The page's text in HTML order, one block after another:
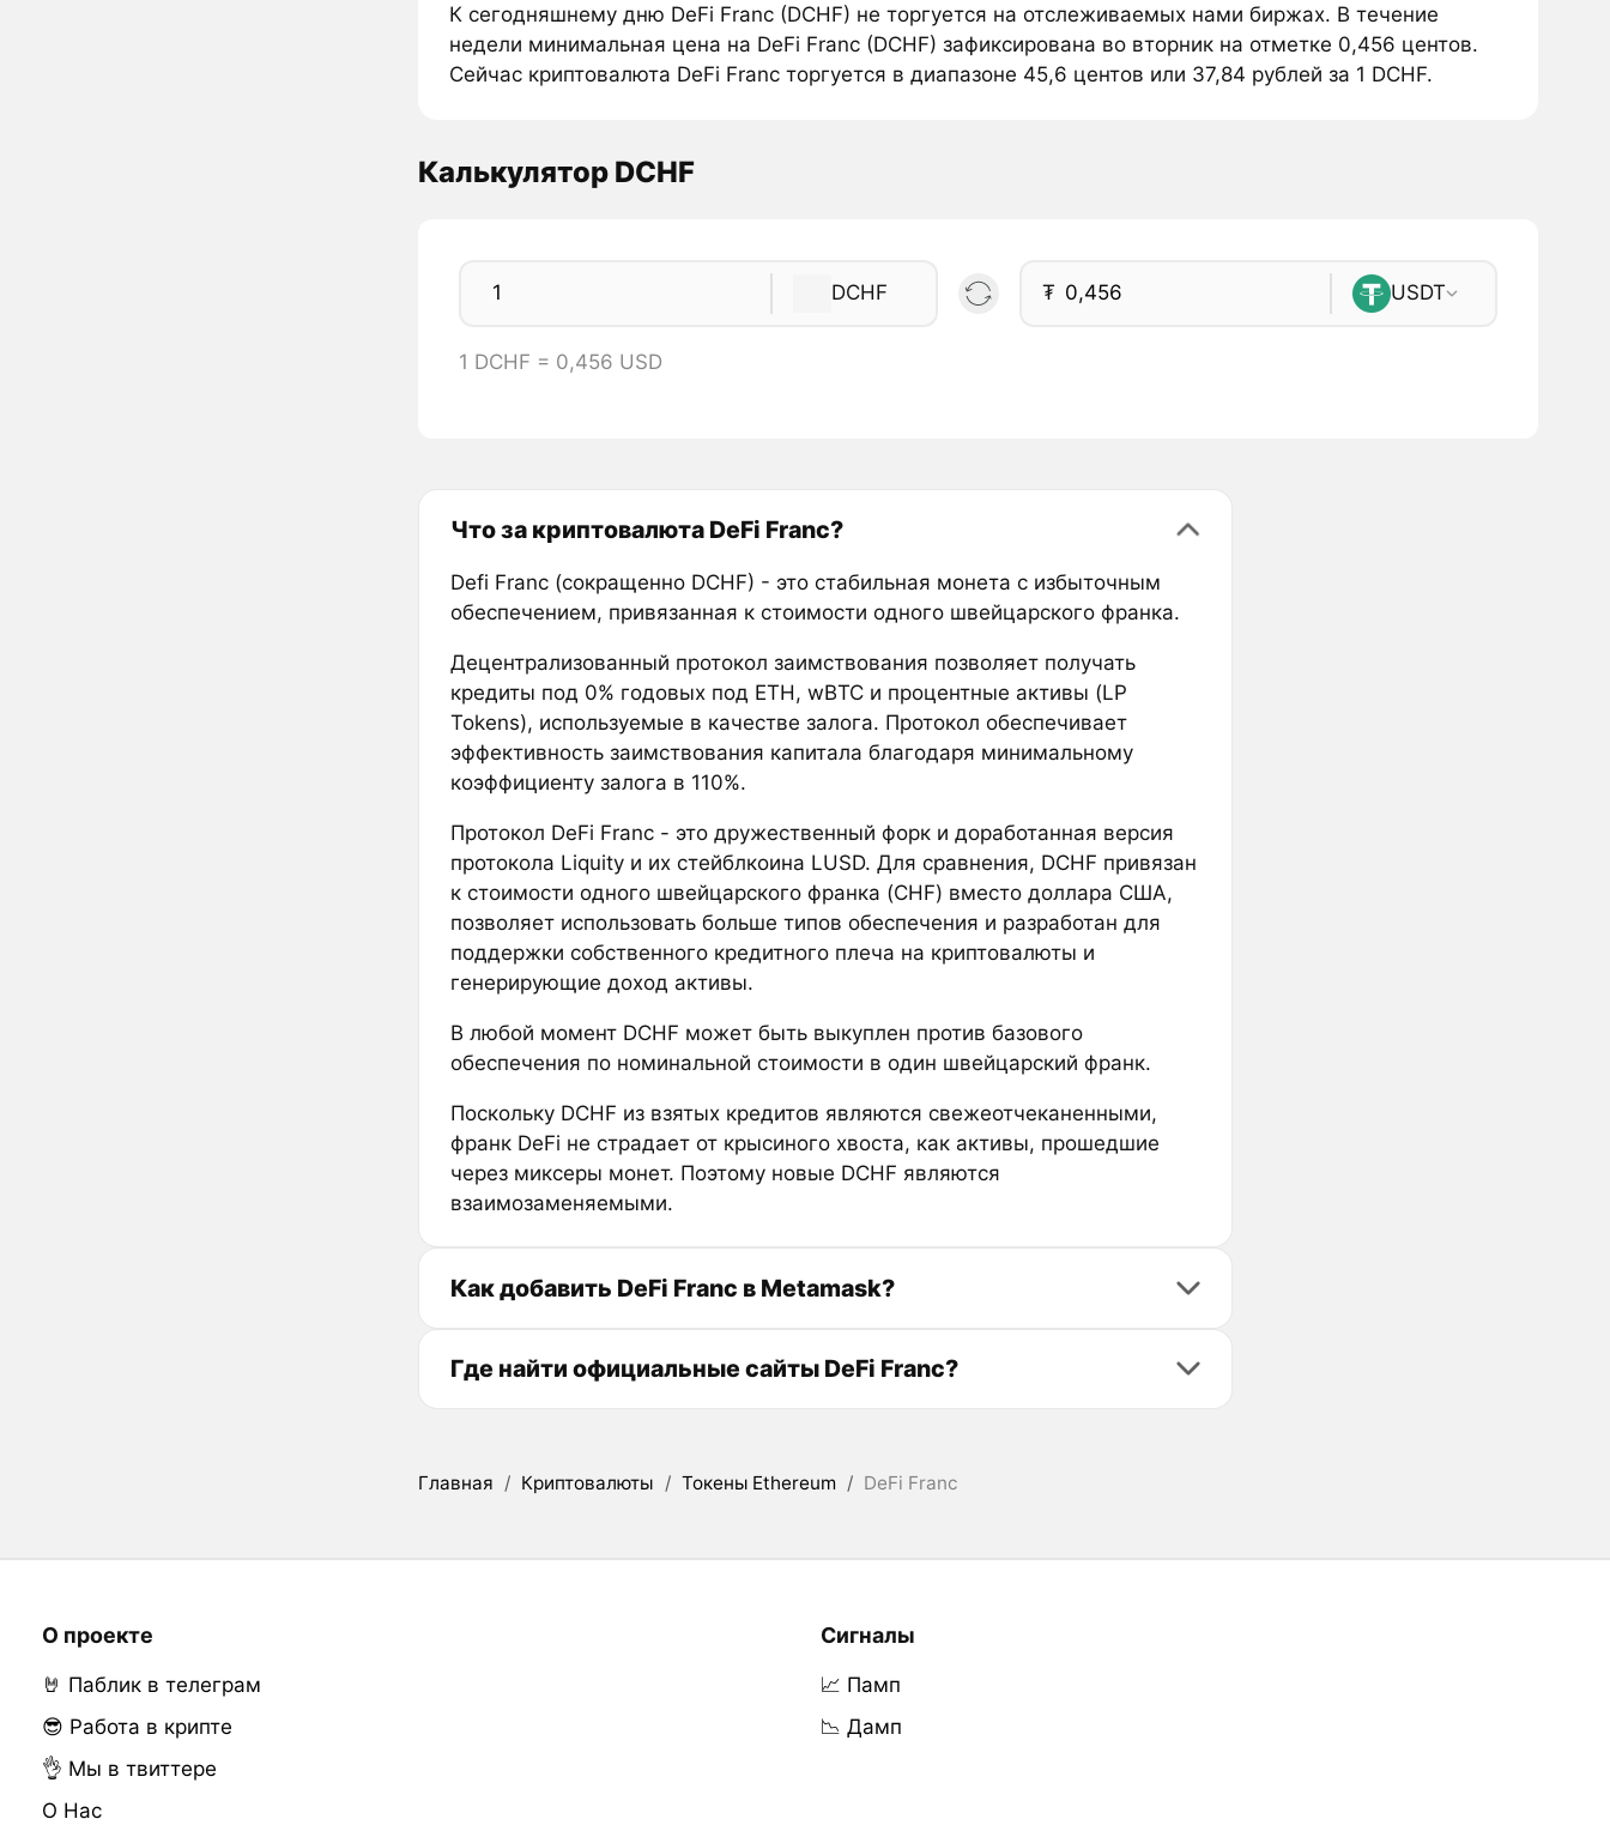
К сегодняшнему дню DeFi Franc (DCHF) не торгуется на отслеживаемых нами биржах. В течение
недели минимальная цена на DeFi Franc (DCHF) зафиксирована во вторник на отметке 0,456 центов.
Сейчас криптовалюта DeFi Franc торгуется в диапазоне 45,6 центов или 37,84 рублей за 1 DCHF.
Калькулятор DCHF
DCHF ₮ USDT
1 DCHF = 0,456 USD
Что за криптовалюта DeFi Franc?
Defi Franc (сокращенно DCHF) - это стабильная монета с избыточным
обеспечением, привязанная к стоимости одного швейцарского франка.
Децентрализованный протокол заимствования позволяет получать
кредиты под 0% годовых под ETH, wBTC и процентные активы (LP
Tokens), используемые в качестве залога. Протокол обеспечивает
эффективность заимствования капитала благодаря минимальному
коэффициенту залога в 110%.
Протокол DeFi Franc - это дружественный форк и доработанная версия
протокола Liquity и их стейблкоина LUSD. Для сравнения, DCHF привязан
к стоимости одного швейцарского франка (CHF) вместо доллара США,
позволяет использовать больше типов обеспечения и разработан для
поддержки собственного кредитного плеча на криптовалюты и
генерирующие доход активы.
В любой момент DCHF может быть выкуплен против базового
обеспечения по номинальной стоимости в один швейцарский франк.
Поскольку DCHF из взятых кредитов являются свежеотчеканенными,
франк DeFi не страдает от крысиного хвоста, как активы, прошедшие
через миксеры монет. Поэтому новые DCHF являются
взаимозаменяемыми.
Как добавить DeFi Franc в Metamask?
Где найти официальные сайты DeFi Franc?
Главная / Криптовалюты / Токены Ethereum / DeFi Franc
О проекте
🤘 Паблик в телеграм
😎 Работа в крипте
👌 Мы в твиттере
О Нас
Сигналы
📈 Памп
📉 Дамп